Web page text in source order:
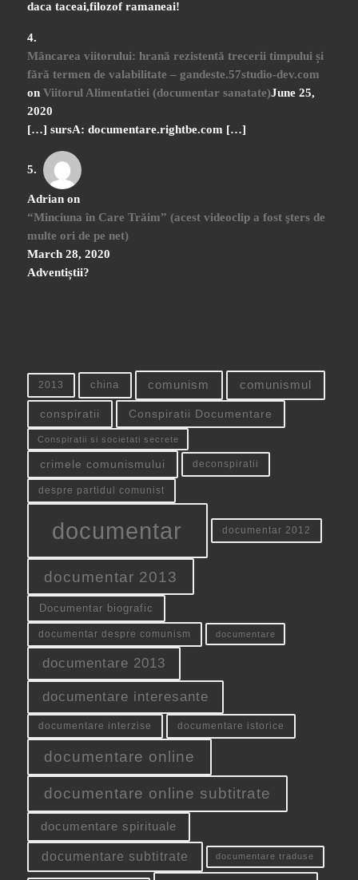
daca taceai,filozof ramaneai!
Mâncarea viitorului: hrană rezistentă trecerii timpului și
fără termen de valabilitate – gandeste.57studio-dev.com
onViitorul Alimentatiei (documentar sanatate)June 25,
2020
[…] sursA: documentare.rightbe.com […]
Adrian on
“Minciuna în Care Trăim” (acest videoclip a fost şters de
multe ori de pe net)
March 28, 2020
Adventiștii?
2013 china comunism comunismul
conspiratii Conspiratii Documentare
Conspiratii si societati secrete
crimele comunismului deconspiratii
despre partidul comunist
documentar documentar 2012
documentar 2013
Documentar biografic
documentar despre comunism documentare
documentare 2013
documentare interesante
documentare interzise documentare istorice
documentare online
documentare online subtitrate
documentare spirituale
documentare subtitrate documentare traduse